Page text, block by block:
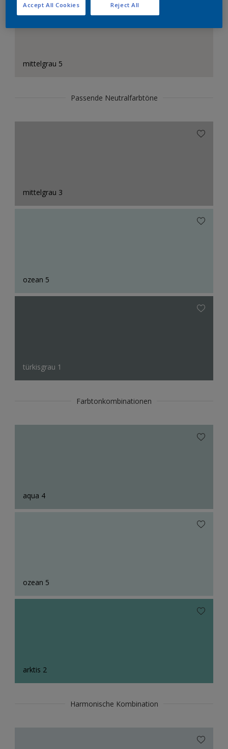
mittelgrau 5
Passende Neutralfarbtöne
mittelgrau 3
ozean 5
türkisgrau 1
Farbtonkombinationen
aqua 4
ozean 5
arktis 2
Harmonische Kombination
Reject All
Accept All Cookies